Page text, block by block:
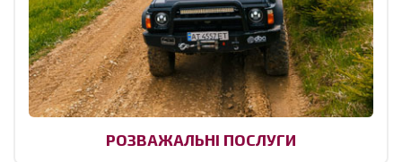
РОЗВАЖАЛЬНІ ПОСЛУГИ